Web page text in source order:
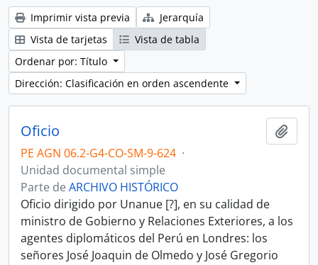
Imprimir vista previa
Jerarquía
Vista de tarjetas
Vista de tabla
Ordenar por: Título
Dirección: Clasificación en orden ascendente
Oficio
PE AGN 06.2-G4-CO-SM-9-624 ·
Unidad documental simple
Parte de ARCHIVO HISTÓRICO
Oficio dirigido por Unanue [?], en su calidad de
ministro de Gobierno y Relaciones Exteriores, a los
agentes diplomáticos del Perú en Londres: los
señores José Joaquin de Olmedo y José Gregorio